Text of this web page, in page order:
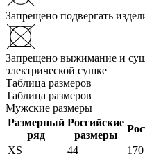
Запрещено подвергать
Запрещено выжимание и
электрической сушке
Таблица размеров
Таблица размеров
Мужские размеры
Размерный
ряд
Российские
размеры
XS
44 170